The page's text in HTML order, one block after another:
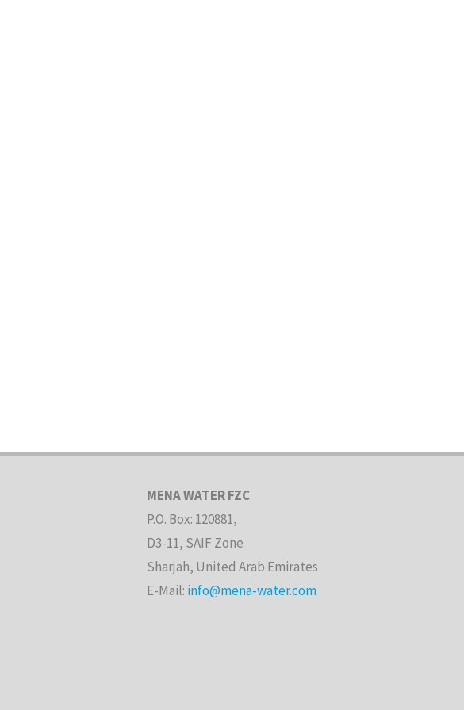
MENA WATER FZC
P.O. Box: 120881,
D3-11, SAIF Zone
Sharjah, United Arab Emirates
E-Mail: info@mena-water.com